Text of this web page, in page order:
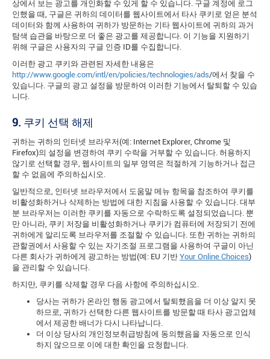
상에서 보는 광고를 개인화할 수 있게 할 수 있습니다. 구글 계정에 로그
인했을 때, 구글은 귀하의 데이터를 웹사이트에서 타사 쿠키로 얻은 분석
데이터와 함께 사용하여 귀하가 방문하는 기타 웹사이트에 귀하의 과거
탐색 습관을 바탕으로 더 좋은 광고를 제공합니다. 이 기능을 지원하기
위해 구글은 사용자의 구글 인증 ID를 수집합니다.
이러한 광고 쿠키와 관련된 자세한 내용은
http://www.google.com/intl/en/policies/technologies/ads/에서 찾을 수
있습니다. 구글의 광고 설정을 방문하여 이러한 기능에서 탈퇴할 수 있습
니다.
9. 쿠키 선택 해제
귀하는 귀하의 인터넷 브라우저(예: Internet Explorer, Chrome 및
Firefox)의 설정을 변경하여 쿠키 수락을 거부할 수 있습니다. 허용하지
않기로 선택할 경우, 웹사이트의 일부 영역은 적절하게 기능하거나 접근
할 수 없음에 주의하십시오.
일반적으로, 인터넷 브라우저에서 도움말 메뉴 항목을 참조하여 쿠키를
비활성화하거나 삭제하는 방법에 대한 지침을 사용할 수 있습니다. 대부
분 브라우저는 이러한 쿠키를 자동으로 수락하도록 설정되었습니다. 뿐
만 아니라, 쿠키 저장을 비활성화하거나 쿠키가 컴퓨터에 저장되기 전에
귀하에게 알리도록 브라우저를 조절할 수 있습니다. 또한 귀하는 귀하의
관할권에서 사용할 수 있는 자기조절 프로그램을 사용하여 구글이 아닌
다른 회사가 귀하에게 광고하는 방법(예: EU 기반 Your Online Choices)
을 관리할 수 있습니다.
하지만, 쿠키를 삭제할 경우 다음 사항에 주의하십시오.
당사는 귀하가 온라인 행동 광고에서 탈퇴했음을 더 이상 알지 못
하므로, 귀하가 선택한 다른 웹사이트를 방문할 때 타사 광고업체
에서 제공한 배너가 다시 나타납니다.
더 이상 당사의 개인정보취급방침에 동의했음을 자동으로 인식
하지 않으므로 이에 대한 확인을 요청합니다.